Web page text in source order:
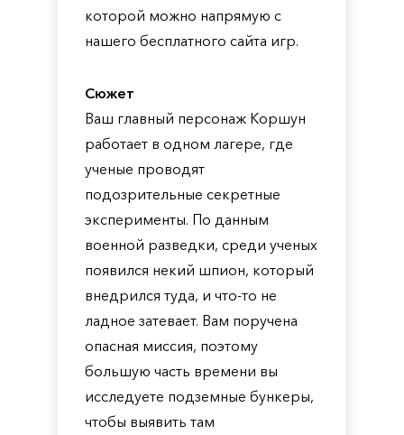
которой можно напрямую с
нашего бесплатного сайта игр.
Сюжет
Ваш главный персонаж Коршун
работает в одном лагере, где
ученые проводят
подозрительные секретные
эксперименты. По данным
военной разведки, среди ученых
появился некий шпион, который
внедрился туда, и что-то не
ладное затевает. Вам поручена
опасная миссия, поэтому
большую часть времени вы
исследуете подземные бункеры,
чтобы выявить там